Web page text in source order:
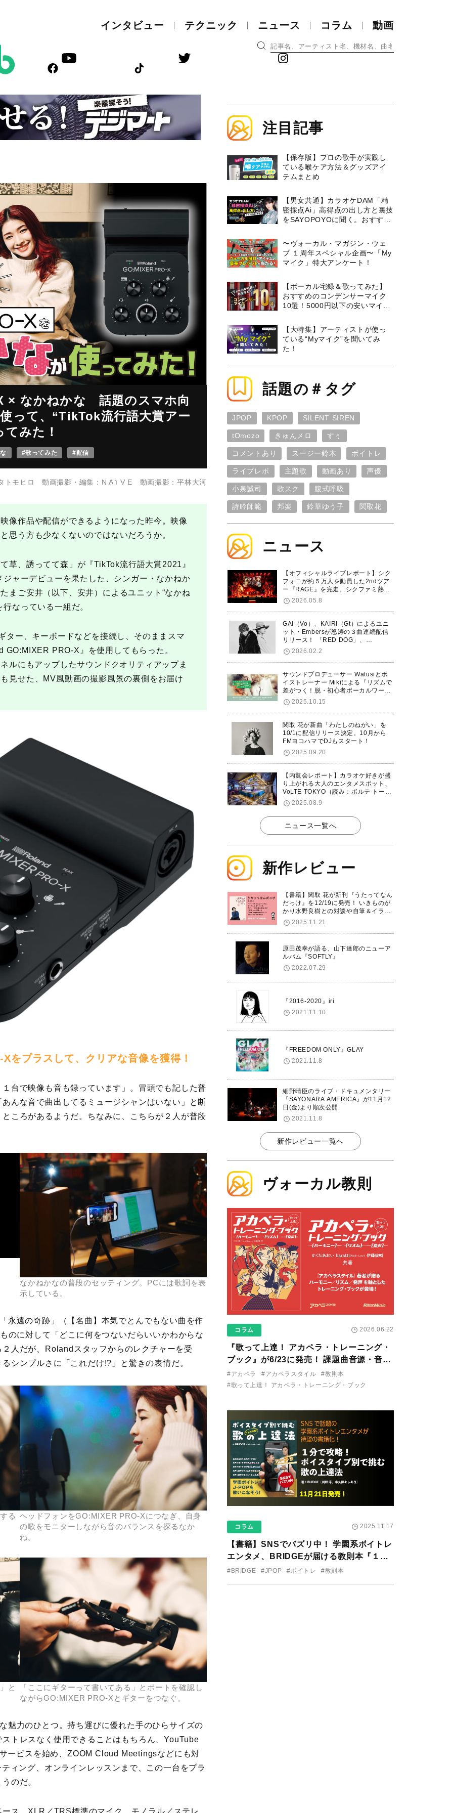
インタビュー テクニック ニュース コラム 動画
× なかねかな 話題のスマホ向
って、“TikTok流行語大賞アー
みた！
#歌ってみた #配信
トモヒロ 動画撮影・編集：N A ï V E 動画撮影：平林大河
像作品や配信ができるようになった昨今。映像
う方も少なくないのではないだろうか。
草、誘ってて森」が『TikTok流行語大賞2021』
ャーデビューを果たした、シンガー・なかねか
まご安井（以下、安井）によるユニット“なかね
なっている一組だ。
ター、キーボードなどを接続し、そのままスマ
PRO-X』を使用してもらった。
ルにもアップしたサウンドクオリティアップま
見せた、MV風動画の撮影風景の裏側をお届け
をプラスして、クリアな音像を獲得！
台で映像も音も録っています」。冒頭でも記した普
んな音で曲出してるミュージシャンはいない」と断
ころがあるようだ。ちなみに、こちらが２人が普段
なかねかなの普段のセッティング。PCには歌詞を表
示している。
永遠の奇跡」（【名曲】本気でとんでもない曲を作
のに対して「どこに何をつないだらいいかわからな
人だが、Rolandスタッフからのレクチャーを受
シンプルさに「これだけ!?」と驚きの表情だ。
る ヘッドフォンをGO:MIXER PRO-Xにつなぎ、自身
の歌をモニターしながら音のバランスを探るなか
ね。
と
「ここにギターって書いてある」とポートを確認し
ながらGO:MIXER PRO-Xとギターをつなぐ。
魅力のひとつ。持ち運びに優れた手のひらサイズの
トレスなく使用できることはもちろん、YouTube
ービスを始め、ZOOM Cloud Meetingsなどにも対
ィング、オンラインレッスンまで、この一台をプラ
のだ。
注目記事
【保存版】プロの歌手が実践し
ている喉ケア⽅法＆グッズアイ
テムまとめ
【男女共通】カラオケDAM「精
密採点Ai」高得点の出し方と裏技
をSAYOPOYOに聞く。おすすめ
〜ヴォーカル・マガジン・ウェ
ブ １周年スペシャル企画〜「My
マイク」特大アンケート！
【ボーカル宅録＆歌ってみた】
おすすめのコンデンサーマイク
10選！5000円以下の安いマイク
【大特集】アーティストが使っ
ている“Myマイク”を聞いてみ
た！
話題の＃タグ
JPOP KPOP SILENT SIREN
tOmozo きゅんメロ すぅ
コメントあり スージー鈴木 ボイトレ
ライブレポ 主題歌 動画あり 声優
小泉誠司 歌スク 腹式呼吸
詩吟師範 邦楽 鈴華ゆう子 関取花
ニュース
【オフィシャルライブレポート】シク
フォニが約５万人を動員した2ndツア
ー『RAGE』を完走。シクファミ熱狂
のKアリーナ横浜ファイナル公演の模
様をお届け！
2026.05.8
GAI（Vo）、KAIRI（Gt）によるユニ
ット・Embersが怒涛の３曲連続配信
リリース！ 「RED DOG」、
「Untitled Hero」に続き、5thシング
ル「De-Marionette」のリリースを発
表！
2026.02.2
サウンドプロデューサー Watusiとボ
イストレーナー Mikiによる『リズムで
差がつく！脱・初心者ボーカルワーク
ショップ』が12/7に渋谷で開催！
2025.10.15
関取 花が新曲「わたしのねがい」を
10/1に配信リリース決定。10月から
FMヨコハマでDJもスタート！
2025.09.20
【内覧会レポート】カラオケ好きが盛
り上がれる大人のエンタメスポット、
VoLTE TOKYO（読み：ボルテ トーキ
ョー）が東京・品川に8/8グランドオ
ープン！
2025.08.9
ニュース一覧へ
新作レビュー
【書籍】関取 花が新刊『うたってなん
だっけ』を12/19に発売！ いきものが
かり水野良樹との対談や自筆＆イラス
トで綴る自分史も掲載。さらに自身の
誕生日12/18に渋谷で出版記念イベン
トを開催！
2025.11.21
原田茂幸が語る、山下達郎のニューア
ルバム『SOFTLY』
2022.07.29
『2016-2020』iri
2021.11.10
『FREEDOM ONLY』GLAY
2021.11.8
細野晴臣のライブ・ドキュメンタリー
『SAYONARA AMERICA』が11月12
日(金)より順次公開
2021.11.8
新作レビュー一覧へ
ヴォーカル教則
コラム 2026.06.22
『歌って上達！ アカペラ・トレーニング・
ブック』が6/23に発売！ 課題曲音源・音取
り用アプリを公開。
#アカペラ #アカペラスタイル
#教則本
#歌って上達！ アカペラ・トレーニング・ブック
コラム 2025.11.17
【書籍】SNSでバズリ中！ 学園系ボイトレ
エンタメ、BRIDGEが届ける教則本『１分
で攻略！ ボイスタイプ別で挑む歌の上達
#BRIDGE #JPOP #ボイトレ #教則本